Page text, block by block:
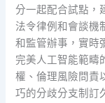
分一起配合試點，
法令律例和會談機
和監管辦事，實時
完美人工智能範疇
權、倫理風險問責
巧的分歧分支制訂